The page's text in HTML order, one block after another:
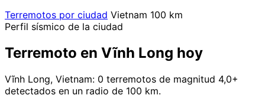
Terremotos por ciudad Vietnam 100 km
Perfil sísmico de la ciudad
Terremoto en Vĩnh Long hoy
Vĩnh Long, Vietnam: 0 terremotos de magnitud 4,0+
detectados en un radio de 100 km.